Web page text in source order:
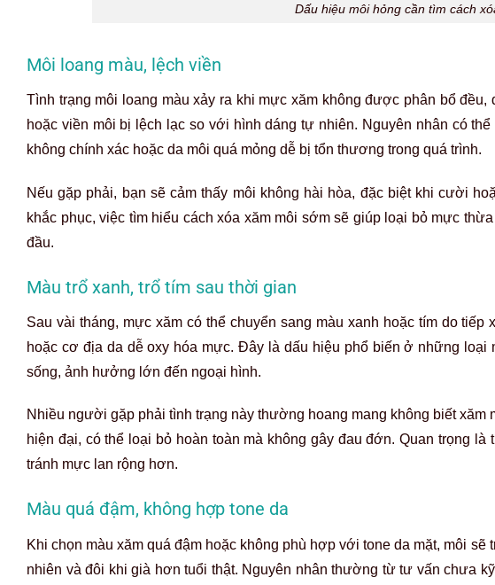
Dấu hiệu môi hỏng cần tìm cách
Môi loang màu, lệch viền
Tình trạng môi loang màu xảy ra khi mực xăm không được phân bổ
hoặc viền môi bị lệch lạc so với hình dáng tự nhiên. Nguyên nhân có
không chính xác hoặc da môi quá mỏng dễ bị tổn thương trong quá trình.
Nếu gặp phải, bạn sẽ cảm thấy môi không hài hòa, đặc biệt khi cười
khắc phục, việc tìm hiểu cách xóa xăm môi sớm sẽ giúp loại bỏ mực
đầu.
Màu trổ xanh, trổ tím sau thời gian
Sau vài tháng, mực xăm có thể chuyển sang màu xanh hoặc tím do
hoặc cơ địa da dễ oxy hóa mực. Đây là dấu hiệu phổ biến ở những
sống, ảnh hưởng lớn đến ngoại hình.
Nhiều người gặp phải tình trạng này thường hoang mang không biếtxăm
hiện đại, có thể loại bỏ hoàn toàn mà không gây đau đớn. Quan trọng
tránh mực lan rộng hơn.
Màu quá đậm, không hợp tone da
Khi chọn màu xăm quá đậm hoặc không phù hợp với tone da mặt, môi
nhiên và đôi khi già hơn tuổi thật. Nguyên nhân thường từ tư vấn chưa